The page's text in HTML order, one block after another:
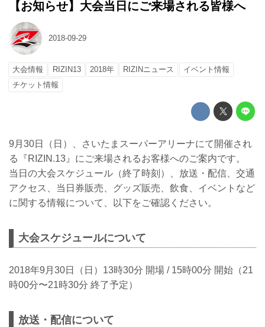
【お知らせ】大会当日にご来場される皆様へ
2018-09-29
大会情報 RIZIN13 2018年 RIZINニュース
イベント情報
チケット情報
9月30日（日）、さいたまスーパーアリーナにて開催され
る『RIZIN.13』にご来場されるお客様へのご案内です。
当日の大会スケジュール（終了時刻）、放送・配信、交通
アクセス、当日券販売、グッズ販売、飲食、イベントなど
に関する情報について、以下をご確認ください。
大会スケジュールについて
2018年9月30日（日）13時30分 開場 / 15時00分 開始（21
時00分〜21時30分 終了予定）
放送・配信について